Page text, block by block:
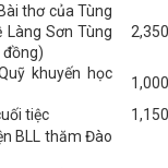
thơ của Tùng
Làng Sơn Tùng
đồng)
khuyến học
tiệc
BLL thăm Đào